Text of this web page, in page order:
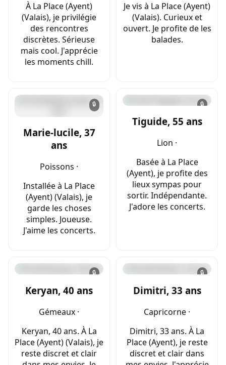
À La Place (Ayent)
(Valais), je privilégie
des rencontres
discrètes. Sérieuse
mais cool. J'apprécie
les moments chill.
Je vis à La Place (Ayent)
(Valais). Curieux et
ouvert. Je profite de les
balades.
🔒
Marie-lucile, 37
ans
Poissons ·
Installée à La Place
(Ayent) (Valais), je
garde les choses
simples. Joueuse.
J'aime les concerts.
🔒
Tiguide, 55 ans
Lion ·
Basée à La Place
(Ayent), je profite des
lieux sympas pour
sortir. Indépendante.
J'adore les concerts.
🔒
Keryan, 40 ans
Gémeaux ·
Keryan, 40 ans. À La
Place (Ayent) (Valais), je
reste discret et clair
🔒
Dimitri, 33 ans
Capricorne ·
Dimitri, 33 ans. À La
Place (Ayent), je reste
discret et clair dans